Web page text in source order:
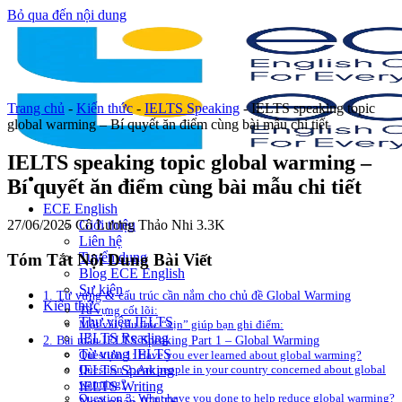
Bỏ qua đến nội dung
ECE English
Giới thiệu
Liên hệ
Tuyển dụng
Blog ECE English
Sự kiện
Kiến thức
Thư viện IELTS
IELTS Reading
Từ vựng IELTS
IELTS Speaking
IELTS Writing
Trang chủ - Kiến thức - IELTS Speaking -IELTS speaking topic
global warming – Bí quyết ăn điểm cùng bài mẫu chi tiết
IELTS speaking topic global warming –
Bí quyết ăn điểm cùng bài mẫu chi tiết
27/06/2025 Cô Lương Thảo Nhi 3.3K
Tóm Tắt Nội Dung Bài Viết
1. Từ vựng & cấu trúc cần nắm cho chủ đề Global Warming
Từ vựng cốt lõi:
Một vài cấu trúc “xịn” giúp bạn ghi điểm:
2. Bài mẫu IELTS Speaking Part 1 – Global Warming
Question 1: Have you ever learned about global warming?
Question 2: Are people in your country concerned about global
warming?
Question 3: What have you done to help reduce global warming?